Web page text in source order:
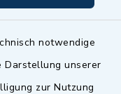
notwendige
Darstellung unserer
zur Nutzung